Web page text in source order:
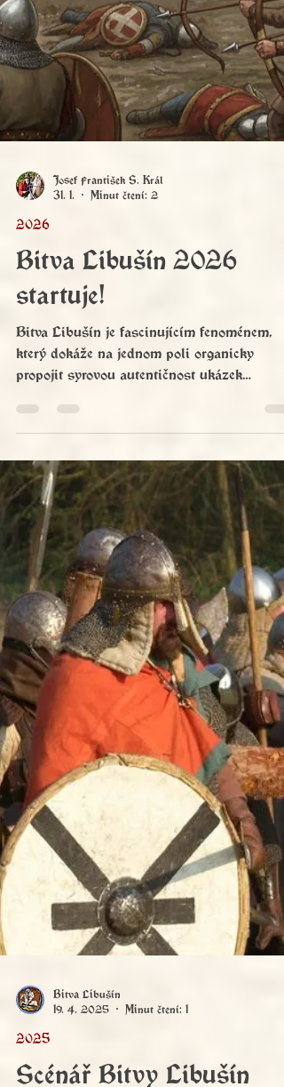
Josef František S. Král
31. 1.
Minut čtení: 2
2026
Bitva Libušín 2026
startuje!
Bitva Libušín je fascinujícím fenoménem,
který dokáže na jednom poli organicky
propojit syrovou autentičnost ukázek
historického života našich předků s
velkolepou scénickou podívanou. Je to
kde se pod ochranou přemyslovského
hradiště setkávají stovky bojovníků z celé
Evropy, aby divákům ukázali, že středověk
nebyl jen šedivou epochou z učebnic, ale
živým světem řemeslného umu, rytířské cti a
nekompromisního vlivu středověkého
válečného umění.